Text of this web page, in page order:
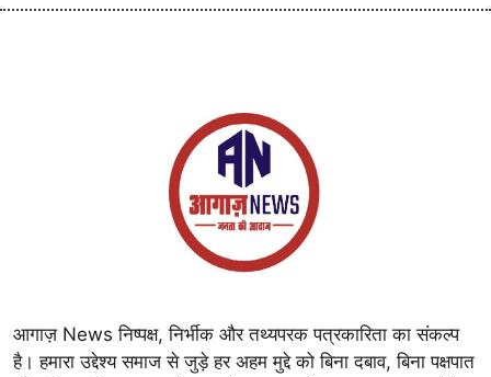
आगाज़ News निष्पक्ष, निर्भीक और तथ्यपरक पत्रकारिता का संकल्प
है। हमारा उद्देश्य समाज से जुड़े हर अहम मुद्दे को बिना दबाव, बिना पक्षपात